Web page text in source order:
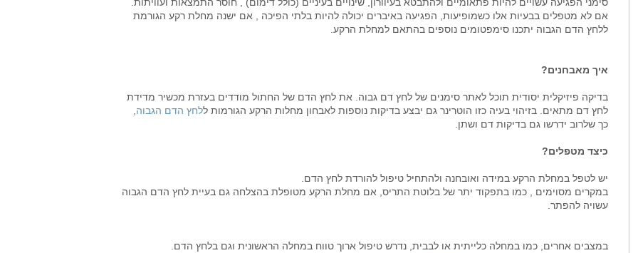
אם לא מטפלים בבעיות אלו כשמופיעות, הפגיעה באיברים יכולה להיות בלתי הפיכה , אם ישנה מחלת רקע הגורמת
ללחץ הדם הגבוה יתכנו סימפטומים נוספים בהתאם למחלת הרקע.
איך מאבחנים?
בדיקה פיזיקלית יסודית תוכל לאתר סימנים של לחץ דם גבוה. את לחץ הדם של החתול מודדים בעזרת מכשיר מדידת
לחץ דם מתאים. בזיהוי בעיה כזו הוטרינר גם יבצע בדיקות נוספות לאבחון מחלות הרקע הגורמות ללחץ הדם הגבוה
כך שלרוב ידרשו גם בדיקות דם ושתן.
כיצד מטפלים?
יש לטפל במחלת הרקע במידה ואובחנה ולהתחיל טיפול להורדת לחץ הדם.
במקרים מסוימים , כמו בתפקוד יתר של בלוטת התריס, אם מחלת הרקע מטופלת בהצלחה גם בעיית לחץ הדם הגבוה
עשויה להפתר.
במצבים אחרים, כמו במחלה כלייתית או לבבית, נדרש טיפול ארוך טווח במחלה הראשונית וגם בלחץ הדם.